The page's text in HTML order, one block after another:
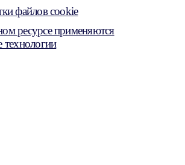
файлов cookie
ресурсе применяются
технологии